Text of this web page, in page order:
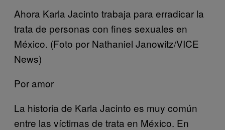
Ahora Karla Jacinto trabaja para erradicar la
trata de personas con fines sexuales en
México. (Foto por Nathaniel Janowitz/VICE
News)
Por amor
La historia de Karla Jacinto es muy común
entre las víctimas de trata en México. En